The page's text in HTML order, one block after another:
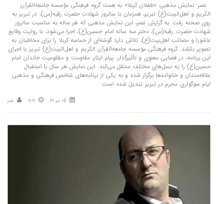
نصر: نمایش مذهبی «طفلان کربلا» به همت گروه فرهنگی مؤسسه جامعه‌القرآن
الکریم و اهل‌البیت(ع) تبریز، همزمان با سالروز شهادت حضرت رقیه(س)، در تبریز به
روی صحنه رفت. به گزارش نصر، این نمایش مذهبی که هر ساله به مناسبت سالروز
شهادت حضرت رقیه(س)، دختر سه ساله امام حسین(ع)، اجرا می‌شود، با روایت وقایع
عاشورا و مصائب اهل‌بیت(ع)، تلاش دارد گوشه‌ای از حماسه کربلا را برای مخاطبان به
تصویر بکشد. گروه فرهنگی مؤسسه جامعه‌القرآن الکریم و اهل‌البیت(ع) تبریز با اجرای
این برنامه، در فضایی معنوی و تأثیرگذار، پیام ایثار، مقاومت و مظلومیت خاندان امام
حسین(ع) را به نسل‌های مختلف منتقل می‌کند. این نمایش هر سال با استقبال
علاقه‌مندان و خانواده‌ها برگزار شده و به یکی از برنامه‌های شاخص فرهنگی و مذهبی
ایام سوگواری محرم در تبریز تبدیل شده است.
05 تیر 31 11:09 نصر